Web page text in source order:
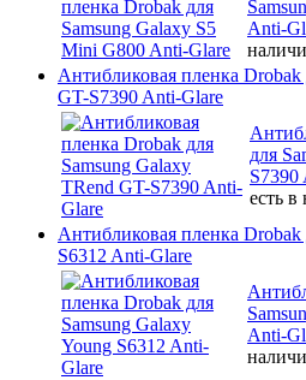
Anti-
Антибликовая пленка Drobak
GT-S7390 Anti-Glare
для
S7390
есть в
Антибликовая пленка Drobak
S6312 Anti-Glare
Anti-